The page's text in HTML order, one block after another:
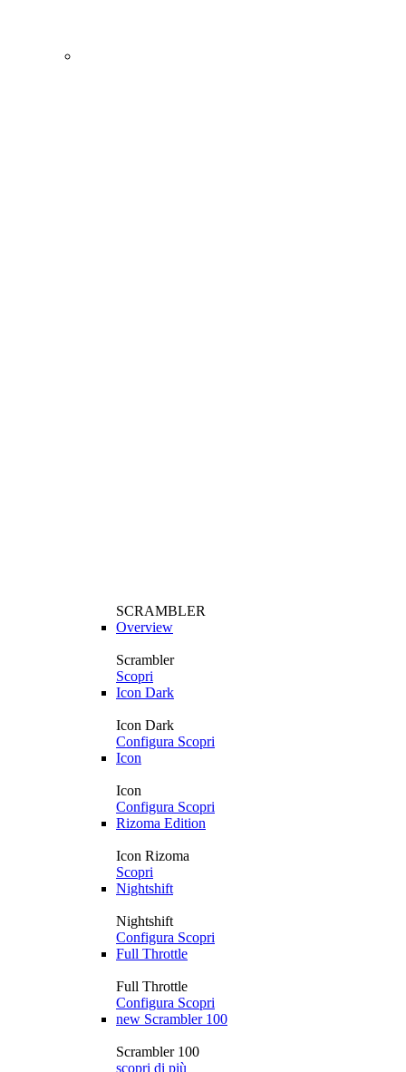
SCRAMBLER
Overview
Scrambler
Scopri
Icon Dark
Icon Dark
Configura Scopri
Icon
Icon
Configura Scopri
Rizoma Edition
Icon Rizoma
Scopri
Nightshift
Nightshift
Configura Scopri
Full Throttle
Full Throttle
Configura Scopri
new Scrambler 100
Scrambler 100
scopri di più